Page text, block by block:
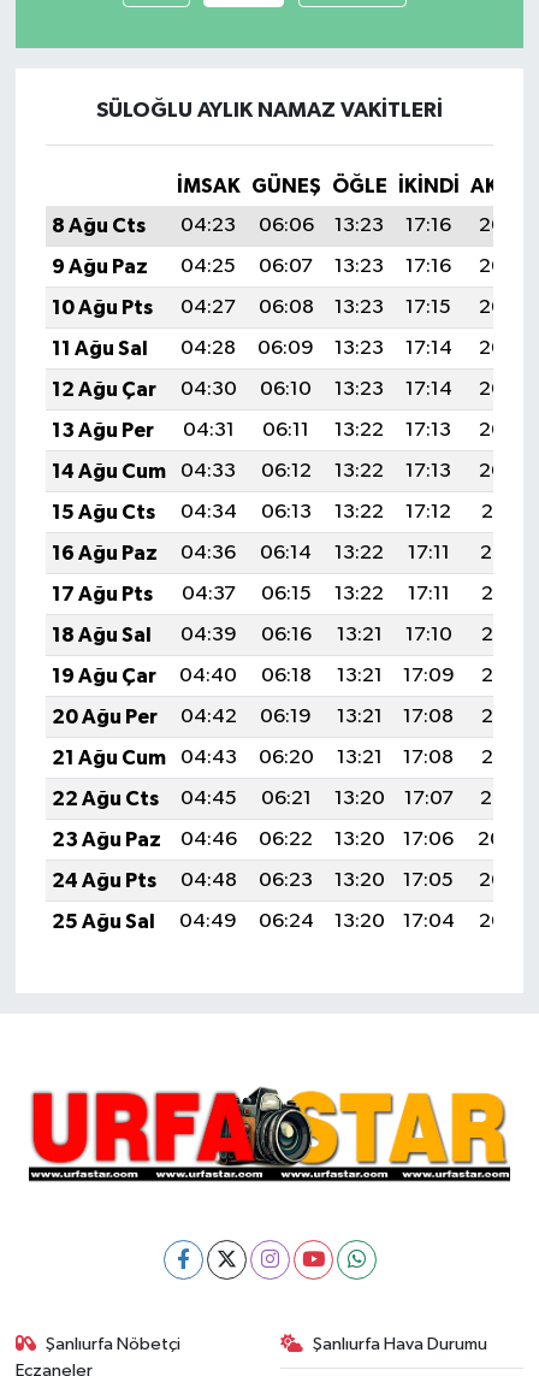
SÜLOĞLU AYLIK NAMAZ VAKITLERI
İMSAK GÜNEŞ ÖĞLE İKINDI
8 Ağu Cts
04:23 06:06 13:23 17:16
20:30
9 Ağu Paz
04:25 06:07 13:23 17:16
20:29
10 Ağu Pts
04:27 06:08 13:23 17:15
20:27
11 Ağu Sal
04:28 06:09 13:23 17:14
20:26
12 Ağu Çar
04:30 06:10 13:23 17:14
20:25
13 Ağu Per
04:31 06:11 13:22 17:13
20:23
14 Ağu Cum
04:33 06:12 13:22 17:13
20:22
15 Ağu Cts
04:34 06:13 13:22 17:12
20:21
16 Ağu Paz
04:36 06:14 13:22 17:11
20:19
17 Ağu Pts
04:37 06:15 13:22 17:11
20:18
18 Ağu Sal
04:39 06:16 13:21 17:10
20:16
19 Ağu Çar
04:40 06:18 13:21 17:09
20:15
20 Ağu Per
04:42 06:19 13:21 17:08
20:13
21 Ağu Cum
04:43 06:20 13:21 17:08
20:12
22 Ağu Cts
04:45 06:21 13:20 17:07
20:10
23 Ağu Paz
04:46 06:22 13:20 17:06
20:09
24 Ağu Pts
04:48 06:23 13:20 17:05
20:07
25 Ağu Sal
04:49 06:24 13:20 17:04 20:06
Şanlıurfa Nöbetçi
Eczaneler
Şanlıurfa Hava Durumu